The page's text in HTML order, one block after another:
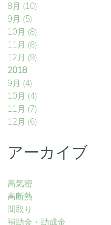
8月 (10)
9月 (5)
10月 (8)
11月 (8)
12月 (9)
2018
9月 (4)
10月 (4)
11月 (7)
12月 (6)
アーカイブ
高気密
高断熱
間取り
補助金・助成金